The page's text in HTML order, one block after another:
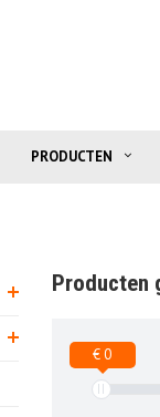
PRODUCTEN
Producten
€ 0